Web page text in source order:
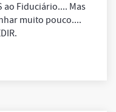
ao Fiduciário.... Mas
muito pouco....